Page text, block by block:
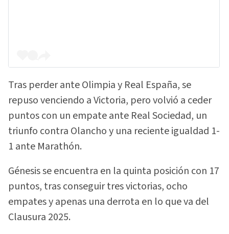
Tras perder ante Olimpia y Real España, se
repuso venciendo a Victoria, pero volvió a ceder
puntos con un empate ante Real Sociedad, un
triunfo contra Olancho y una reciente igualdad 1-
1 ante Marathón.
Génesis se encuentra en la quinta posición con 17
puntos, tras conseguir tres victorias, ocho
empates y apenas una derrota en lo que va del
Clausura 2025.